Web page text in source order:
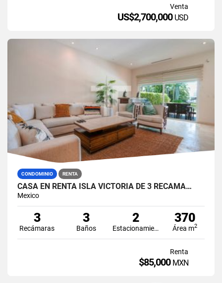
Venta
US$2,700,000 USD
CONDOMINIO RENTA
CASA EN RENTA ISLA VICTORIA DE 3 RECÁMA…
Mexico
3
Recámaras
3
Baños
2
Estacionamiento
370
Área m2
Renta
$85,000 MXN